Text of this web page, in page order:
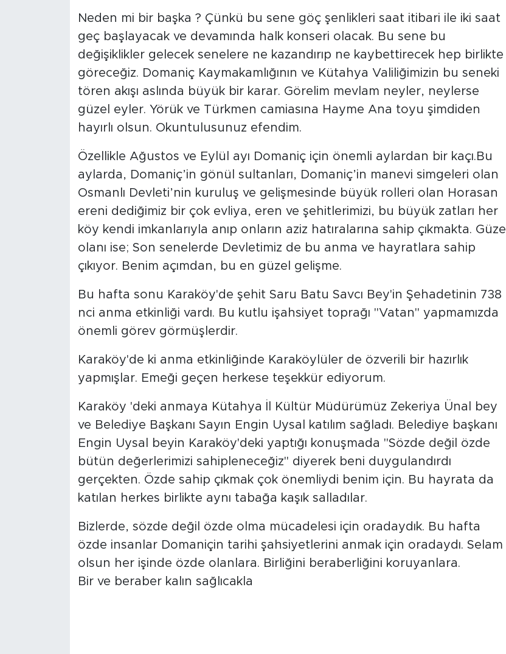
Neden mi bir başka ? Çünkü bu sene göç şenlikleri saat itibari ile iki saat
geç başlayacak ve devamında halk konseri olacak. Bu sene bu
değişiklikler gelecek senelere ne kazandırıp ne kaybettirecek hep birlikte
göreceğiz. Domaniç Kaymakamlığının ve Kütahya Valiliğimizin bu seneki
tören akışı aslında büyük bir karar. Görelim mevlam neyler, neylerse
güzel eyler. Yörük ve Türkmen camiasına Hayme Ana toyu şimdiden
hayırlı olsun. Okuntulusunuz efendim.
Özellikle Ağustos ve Eylül ayı Domaniç için önemli aylardan bir kaçı.Bu
aylarda, Domaniç’in gönül sultanları, Domaniç’in manevi simgeleri olan
Osmanlı Devleti’nin kuruluş ve gelişmesinde büyük rolleri olan Horasan
ereni dediğimiz bir çok evliya, eren ve şehitlerimizi, bu büyük zatları her
köy kendi imkanlarıyla anıp onların aziz hatıralarına sahip çıkmakta. Güzel
olanı ise; Son senelerde Devletimiz de bu anma ve hayratlara sahip
çıkıyor. Benim açımdan, bu en güzel gelişme.
Bu hafta sonu Karaköy'de şehit Saru Batu Savcı Bey'in Şehadetinin 738
nci anma etkinliği vardı. Bu kutlu işahsiyet toprağı "Vatan" yapmamızda
önemli görev görmüşlerdir.
Karaköy'de ki anma etkinliğinde Karaköylüler de özverili bir hazırlık
yapmışlar. Emeği geçen herkese teşekkür ediyorum.
Karaköy 'deki anmaya Kütahya İl Kültür Müdürümüz Zekeriya Ünal bey
ve Belediye Başkanı Sayın Engin Uysal katılım sağladı. Belediye başkanı
Engin Uysal beyin Karaköy'deki yaptığı konuşmada "Sözde değil özde
bütün değerlerimizi sahipleneceğiz" diyerek beni duygulandırdı
gerçekten. Özde sahip çıkmak çok önemliydi benim için. Bu hayrata da
katılan herkes birlikte aynı tabağa kaşık salladılar.
Bizlerde, sözde değil özde olma mücadelesi için oradaydık. Bu hafta
özde insanlar Domaniçin tarihi şahsiyetlerini anmak için oradaydı. Selam
olsun her işinde özde olanlara. Birliğini beraberliğini koruyanlara.
Bir ve beraber kalın sağlıcakla